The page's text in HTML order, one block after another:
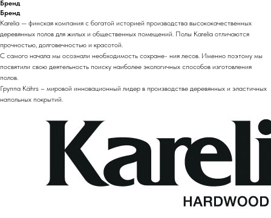
Бренд
Бренд
Karelia — финская компания с богатой историей производства высококачественных
деревянных полов для жилых и общественных помещений. Полы Karelia отличаются
прочностью, долговечностью и красотой.
С самого начала мы осознали необходимость сохране- ния лесов. Именно поэтому мы
посвятили свою деятельность поиску наиболее экологичных способов изготовления
полов.
Группа Kährs – мировой инновационный лидер в производстве деревянных и эластичных
напольных покрытий.